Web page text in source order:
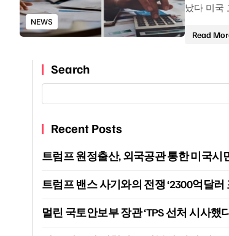
NEWS
났다 미국
Read
Search
Recent Posts
트럼프 원정출산, 외국공관 통한 미국시
트럼프 밴스 사기와의 전쟁 ‘2300억달
멀린 국토안보부 장관 ‘TPS 선처 시사했